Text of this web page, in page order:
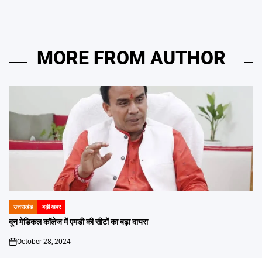
MORE FROM AUTHOR
POSTED
IN
उत्तराखंड बड़ी खबर
दून मेडिकल कॉलेज में एमडी की सीटों का बढ़ा दायरा
on
October 28, 2024